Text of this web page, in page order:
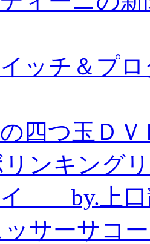
ッチ＆プ
四つ玉Ｄ
リンキング
イ by.上口
サーサコ